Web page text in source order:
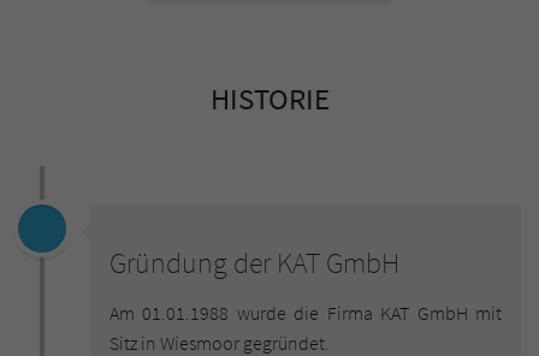
HISTORIE
Gründung der KAT GmbH
Am 01.01.1988 wurde die Firma KAT GmbH mit
Sitz in Wiesmoor gegründet.